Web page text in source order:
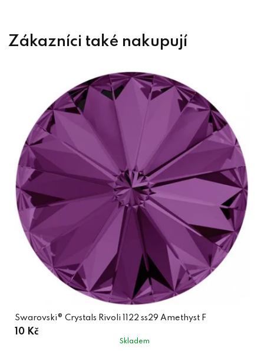
Swarovski® Crystals Rivoli 1122 ss29 Amethyst F
10 Kč
Skladem